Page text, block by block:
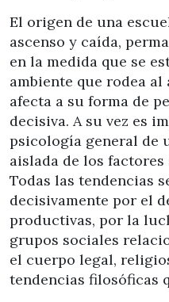
El origen de una
ascenso y caída,
en la medida que se
ambiente que rodea
afecta a su forma de
decisiva. A su vez es
psicología general de
aislada de los
Todas las tendencias
decisivamente por el
productivas, por la
grupos sociales
el cuerpo legal,
tendencias filosóficas